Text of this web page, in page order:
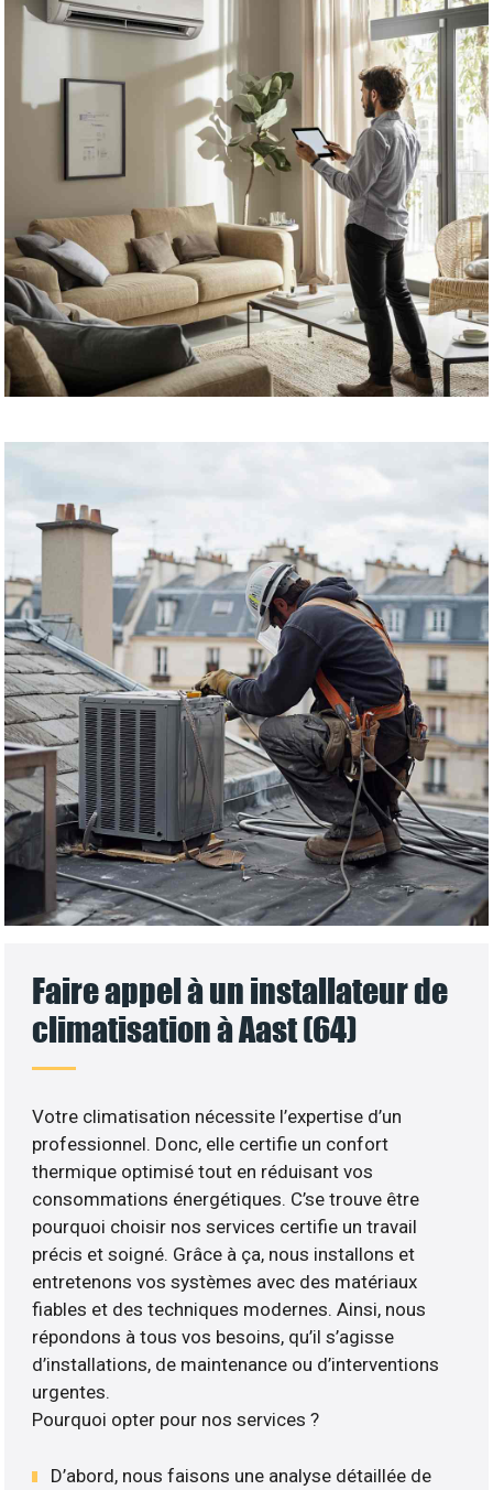
Faire appel à un installateur de
climatisation à Aast (64)
Votre climatisation nécessite l’expertise d’un
professionnel. Donc, elle certifie un confort
thermique optimisé tout en réduisant vos
consommations énergétiques. C’se trouve être
pourquoi choisir nos services certifie un travail
précis et soigné. Grâce à ça, nous installons et
entretenons vos systèmes avec des matériaux
fiables et des techniques modernes. Ainsi, nous
répondons à tous vos besoins, qu’il s’agisse
d’installations, de maintenance ou d’interventions
urgentes.
Pourquoi opter pour nos services ?
D’abord, nous faisons une analyse détaillée de